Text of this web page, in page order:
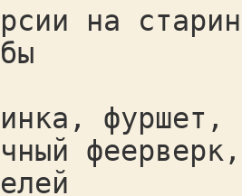
на
фуршет,